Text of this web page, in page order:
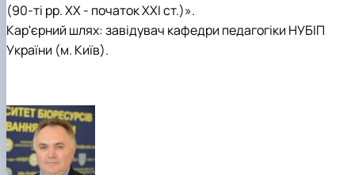
(90-ті рр. XX - початок XXI ст.)».
Кар'єрний шлях: завідувач кафедри педагогіки НУБІП
України (м. Київ).